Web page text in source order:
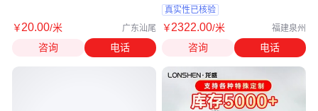
￥20.00/米 广东汕尾
咨询 电话
真实性已核验
￥2322.00/米 福建泉州
咨询 电话